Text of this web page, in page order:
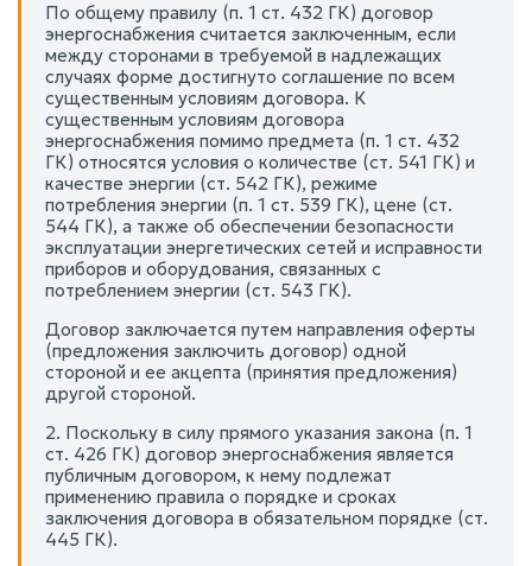
По общему правилу (п. 1 ст. 432 ГК) договор
энергоснабжения считается заключенным, если
между сторонами в требуемой в надлежащих
случаях форме достигнуто соглашение по всем
существенным условиям договора. К
существенным условиям договора
энергоснабжения помимо предмета (п. 1 ст. 432
ГК) относятся условия о количестве (ст. 541 ГК) и
качестве энергии (ст. 542 ГК), режиме
потребления энергии (п. 1 ст. 539 ГК), цене (ст.
544 ГК), а также об обеспечении безопасности
эксплуатации энергетических сетей и исправности
приборов и оборудования, связанных с
потреблением энергии (ст. 543 ГК).
Договор заключается путем направления оферты
(предложения заключить договор) одной
стороной и ее акцепта (принятия предложения)
другой стороной.
2. Поскольку в силу прямого указания закона (п. 1
ст. 426 ГК) договор энергоснабжения является
публичным договором, к нему подлежат
применению правила о порядке и сроках
заключения договора в обязательном порядке (ст.
445 ГК).